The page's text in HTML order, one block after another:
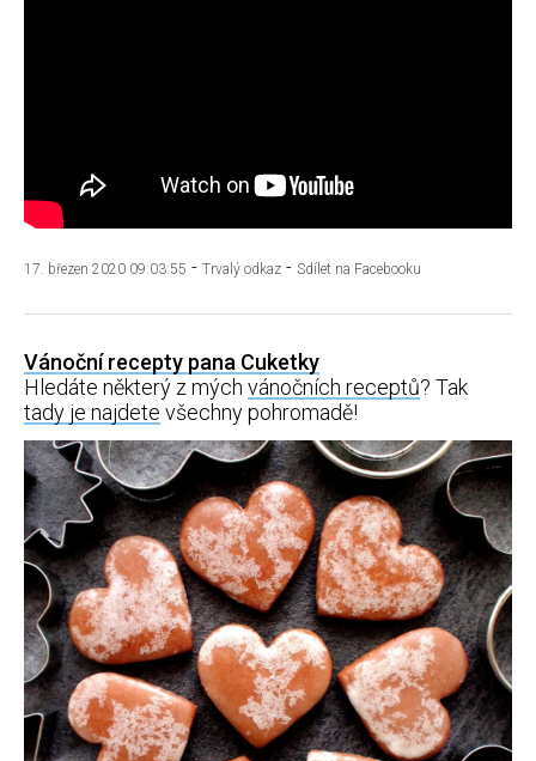
17. březen 2020 09:03:55 - Trvalý odkaz - Sdílet na Facebooku
Vánoční recepty pana Cuketky
Hledáte některý z mých vánočních receptů? Tak
tady je najdete všechny pohromadě!